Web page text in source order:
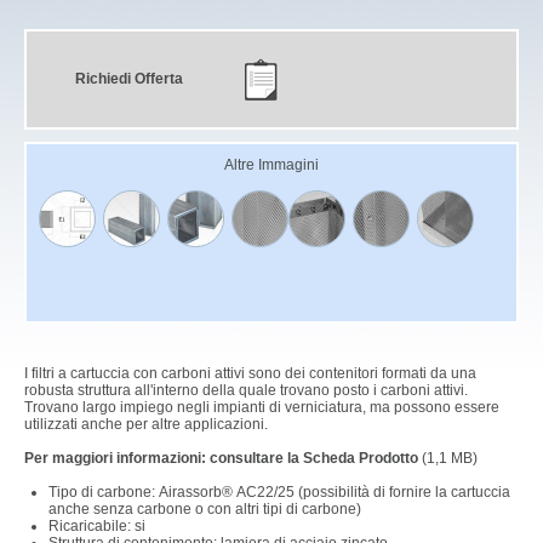
Richiedi Offerta
Altre Immagini
I filtri a cartuccia con carboni attivi sono dei contenitori formati da una
robusta struttura all'interno della quale trovano posto i carboni attivi.
Trovano largo impiego negli impianti di verniciatura, ma possono essere
utilizzati anche per altre applicazioni.
Per maggiori informazioni: consultare la Scheda Prodotto (1,1 MB)
Tipo di carbone: Airassorb® AC22/25 (possibilità di fornire la cartuccia
anche senza carbone o con altri tipi di carbone)
Ricaricabile: si